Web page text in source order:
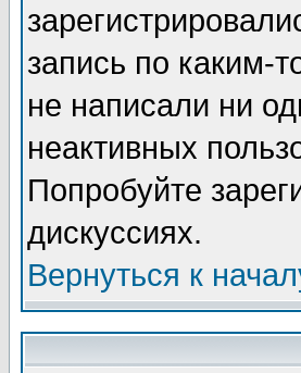
запись по каким-
не написали ни
неактивных
Попробуйте
дискуссиях.
Вернуться к